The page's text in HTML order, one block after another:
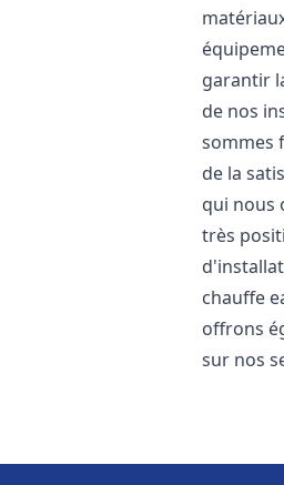
garantir
de nos
sommes
de la
qui nous
très
chauffe
offrons
sur nos